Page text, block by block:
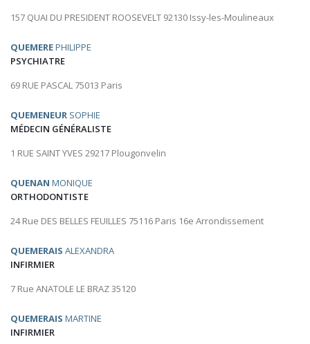
157 QUAI DU PRESIDENT ROOSEVELT 92130 Issy-les-Moulineaux
QUEMEREPHILIPPE
PSYCHIATRE
69 RUE PASCAL 75013 Paris
QUEMENEUR SOPHIE
MÉDECIN GÉNÉRALISTE
1 RUE SAINT YVES 29217 Plougonvelin
QUENAN MONIQUE
ORTHODONTISTE
24 Rue DES BELLES FEUILLES 75116 Paris 16e Arrondissement
QUEMERAIS ALEXANDRA
INFIRMIER
7 Rue ANATOLE LE BRAZ 35120
QUEMERAIS MARTINE
INFIRMIER